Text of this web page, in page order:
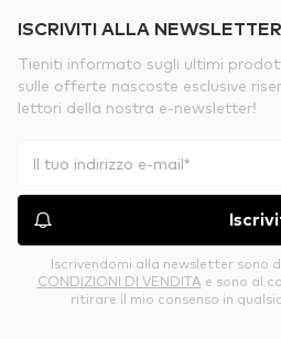
ISCRIVITI ALLA
Tieniti informato sugli ultimi
sulle offerte nascoste esclusive
lettori della nostra e-newsletter!
Iscrivendomi alla newsletter sono
CONDIZIONI DI VENDITA e sono al
ritirare il mio consenso in